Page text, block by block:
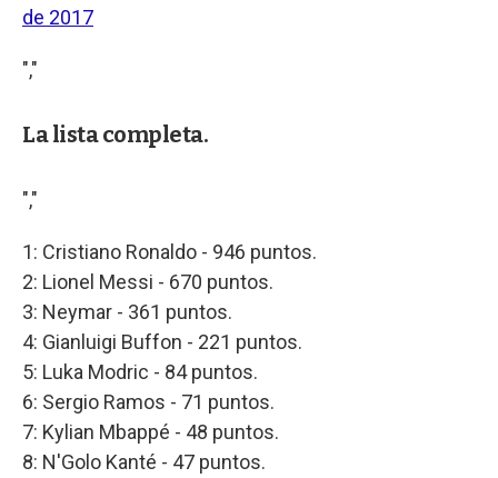
de 2017
","
La lista completa.
","
1: Cristiano Ronaldo - 946 puntos.
2: Lionel Messi - 670 puntos.
3: Neymar - 361 puntos.
4: Gianluigi Buffon - 221 puntos.
5: Luka Modric - 84 puntos.
6: Sergio Ramos - 71 puntos.
7: Kylian Mbappé - 48 puntos.
8: N'Golo Kanté - 47 puntos.